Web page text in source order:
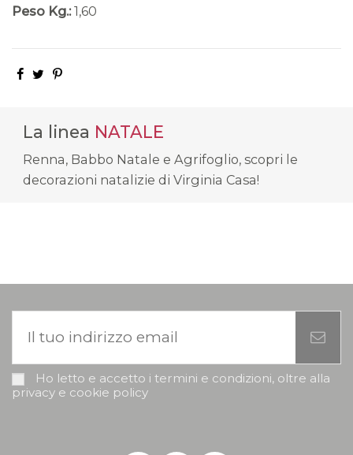
Peso Kg.: 1,60
La linea NATALE
Renna, Babbo Natale e Agrifoglio, scopri le
decorazioni natalizie di Virginia Casa!
Ho letto e accetto i termini e condizioni, oltre alla
privacy e cookie policy